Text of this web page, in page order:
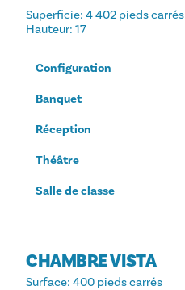
Superficie: 4 402 pieds carrés
Hauteur: 17
Configuration
Banquet
Réception
Théâtre
Salle de classe
CHAMBRE VISTA
Surface: 400 pieds carrés